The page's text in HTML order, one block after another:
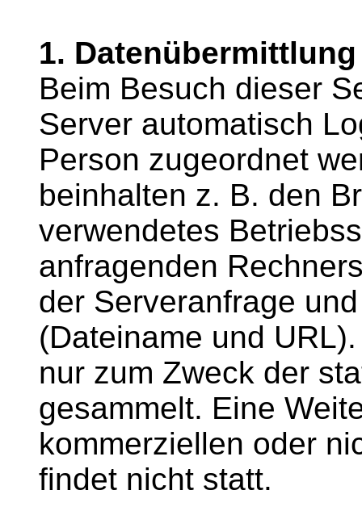
1.
Beim Besuch dieser
Server automatisch
Person zugeordnet
beinhalten z. B. den
verwendetes
anfragenden
der Serveranfrage
(Dateiname und
nur zum Zweck der
gesammelt. Eine
kommerziellen oder
findet nicht statt.